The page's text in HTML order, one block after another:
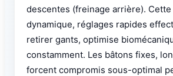
descentes (freinage arrière).
dynamique, réglages rapides
retirer gants, optimise
constamment. Les bâtons fixes,
forcent compromis sous-optimal